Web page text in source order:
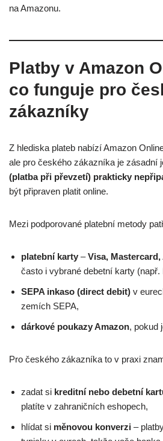
na Amazonu.
Platby v Amazon
co funguje pro
zákazníky
Z hlediska plateb nabízí Amazon
ale pro českého zákazníka je zásadní
(platba při převzetí) prakticky
být připraven platit online.
Mezi podporované platební metody
platební karty –Visa,
často i vybrané debetní karty
SEPA inkaso (direct debit) v
zemích SEPA,
dárkové poukazy Amazon, pokud
Pro českého zákazníka to v praxi
zadat si kreditní nebo debetní
platíte v zahraničních eshopech,
hlídat si měnovou konverzi –